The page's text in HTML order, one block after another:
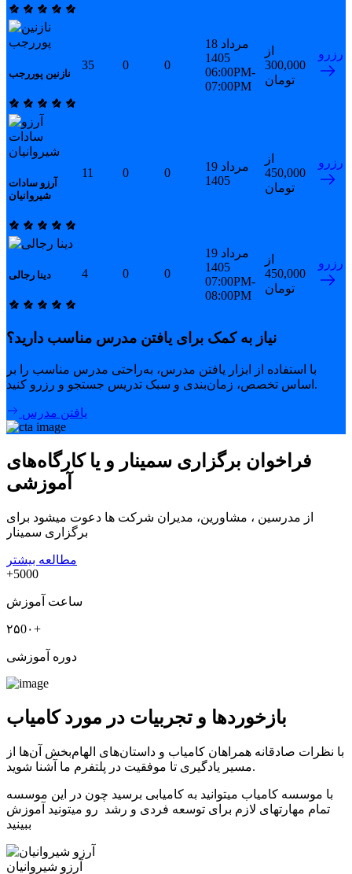
نازنین پوررجب
35 0 0
18 مرداد
1405
06:00PM-
07:00PM
از
300,000
تومان
رزرو
آرزو سادات
شیروانیان
11 0 0
19 مرداد
1405
از
450,000
تومان
رزرو
دینا رجالی 4 0 0
19 مرداد
1405
07:00PM-
08:00PM
از
450,000
تومان
رزرو
نیاز به کمک برای یافتن مدرس مناسب دارید؟
با استفاده از ابزار یافتن مدرس، به‌راحتی مدرس مناسب را بر
اساس تخصص، زمان‌بندی و سبک تدریس جستجو و رزرو کنید.
یافتن مدرس
فراخوان برگزاری سمینار و یا کارگاه‌های
آموزشی
از مدرسین ، مشاورین، مدیران شرکت ها دعوت میشود برای
برگزاری سمینار
مطالعه بیشتر
+5000
ساعت آموزش
۲۵0۰+
دوره آموزشی
بازخوردها و تجربیات در مورد کامیاب
با نظرات صادقانه همراهان کامیاب و داستان‌های الهام‌بخش آن‌ها از
مسیر یادگیری تا موفقیت در پلتفرم ما آشنا شوید.
با موسسه کامیاب میتوانید به کامیابی برسید چون در این موسسه
تمام مهارتهای لازم برای توسعه فردی و رشد رو میتونید آموزش
ببینید
آرزو شیروانیان